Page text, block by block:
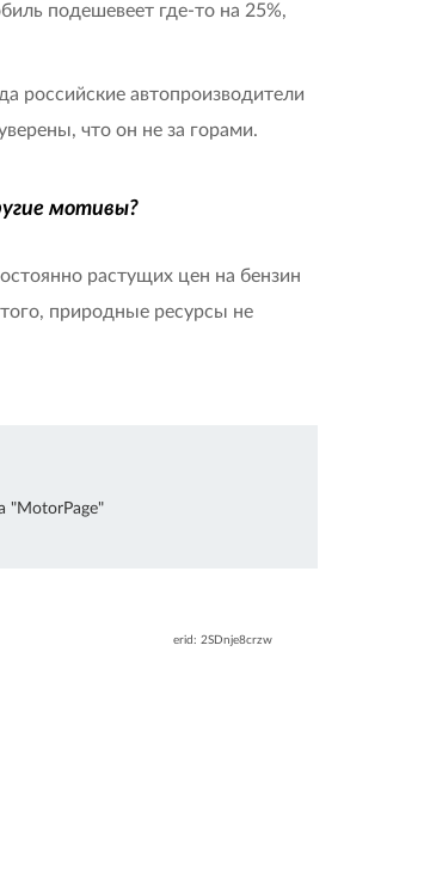
подешевеет где-то на 25%,
российские автопроизводители
что он не за горами.
мотивы?
растущих цен на бензин
природные ресурсы не
"MotorPage"
erid: 2SDnje8crzw